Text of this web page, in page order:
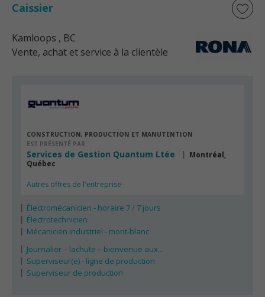
Caissier
Kamloops , BC
Vente, achat et service à la clientèle
CONSTRUCTION, PRODUCTION ET MANUTENTION
EST PRÉSENTÉ PAR
Services de Gestion Quantum Ltée
Montréal,
Québec
Autres offres de l'entreprise
Électromécanicien - horaire 7 / 7 jours
Électrotechnicien
Mécanicien industriel - mont-blanc
Journalier – lachute – bienvenue aux...
Superviseur(e) - ligne de production
Superviseur de production